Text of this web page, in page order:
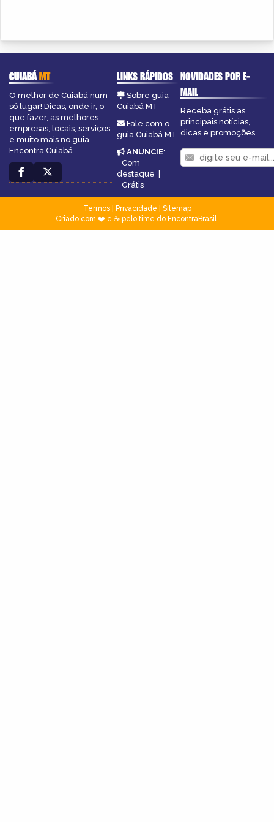
CUIABÁMT
O melhor de Cuiabá num
só lugar! Dicas, onde ir, o
que fazer, as melhores
empresas, locais, serviços
e muito mais no guia
Encontra Cuiabá.
LINKS RÁPIDOS
Sobre guia
Cuiabá MT
Fale com o
guia Cuiabá MT
ANUNCIE:
Com
destaque |
Grátis
NOVIDADES POR E-
MAIL
Receba grátis as
principais notícias,
dicas e promoções
Termos| Privacidade
Sitemap
Criado com ❤️ e ☕ pelo time do EncontraBrasil